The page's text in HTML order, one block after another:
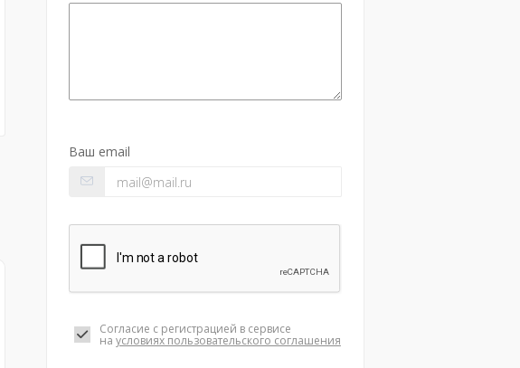
Ваш email
Согласие с регистрацией в сервисе
на условиях пользовательского соглашения